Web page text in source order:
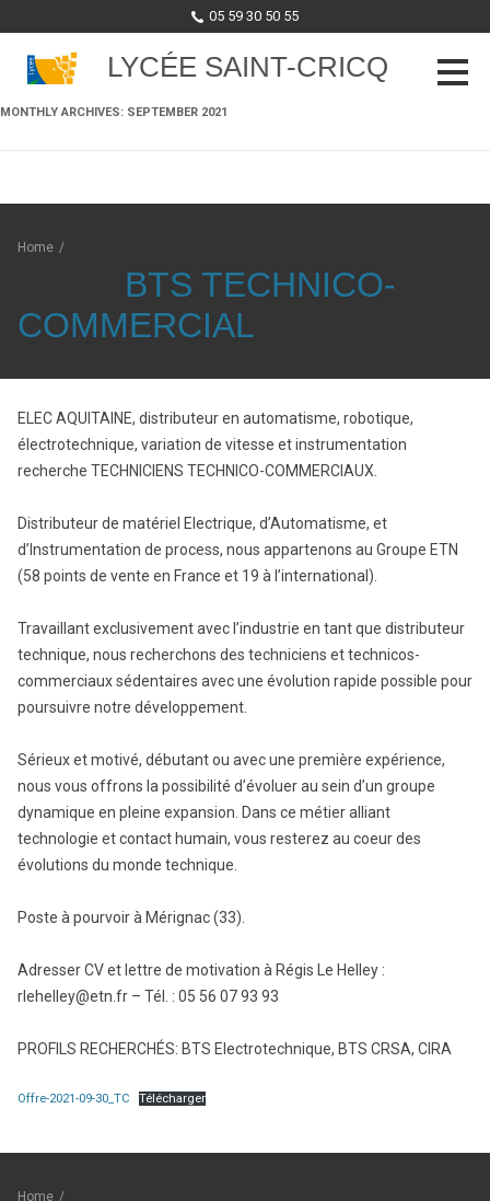
05 59 30 50 55
LYCÉE SAINT-CRICQ
MONTHLY ARCHIVES: SEPTEMBER 2021
Home /
BTS TECHNICO-
COMMERCIAL
ELEC AQUITAINE, distributeur en automatisme, robotique,
électrotechnique, variation de vitesse et instrumentation
recherche TECHNICIENS TECHNICO-COMMERCIAUX.
Distributeur de matériel Electrique, d’Automatisme, et
d’Instrumentation de process, nous appartenons au Groupe ETN
(58 points de vente en France et 19 à l’international).
Travaillant exclusivement avec l’industrie en tant que distributeur
technique, nous recherchons des techniciens et technicos-
commerciaux sédentaires avec une évolution rapide possible pour
poursuivre notre développement.
Sérieux et motivé, débutant ou avec une première expérience,
nous vous offrons la possibilité d’évoluer au sein d’un groupe
dynamique en pleine expansion. Dans ce métier alliant
technologie et contact humain, vous resterez au coeur des
évolutions du monde technique.
Poste à pourvoir à Mérignac (33).
Adresser CV et lettre de motivation à Régis Le Helley :
rlehelley@etn.fr – Tél. : 05 56 07 93 93
PROFILS RECHERCHÉS: BTS Electrotechnique, BTS CRSA, CIRA
Offre-2021-09-30_TC Télécharger
Home /